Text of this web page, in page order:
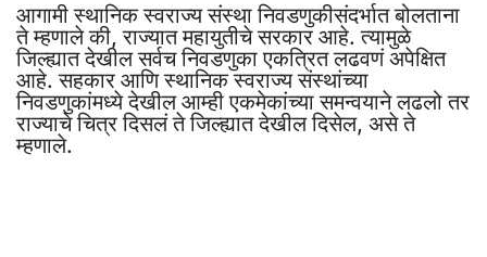
आगामी स्थानिक स्वराज्य संस्था निवडणुकीसंदर्भात बोलताना
ते म्हणाले की, राज्यात महायुतीचे सरकार आहे. त्यामुळे
जिल्ह्यात देखील सर्वच निवडणुका एकत्रित लढवणं अपेक्षित
आहे. सहकार आणि स्थानिक स्वराज्य संस्थांच्या
निवडणुकांमध्ये देखील आम्ही एकमेकांच्या समन्वयाने लढलो तर
राज्याचे चित्र दिसलं ते जिल्ह्यात देखील दिसेल, असे ते
म्हणाले.